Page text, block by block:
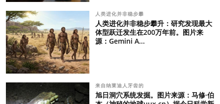
人类进化并非稳步攀
人类进化并非稳步攀升：研究发现最大
体型跃迁发生在200万年前。图片来
源：Gemini A...
来自纳莱迪人牙齿的
旭日洞穴系统发掘。图片来源：马修·伯